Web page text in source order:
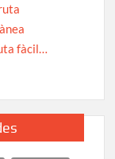
fàcil…